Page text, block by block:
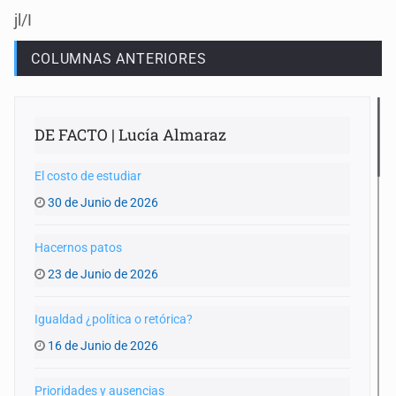
jl/I
COLUMNAS ANTERIORES
DE FACTO | Lucía Almaraz
El costo de estudiar
30 de Junio de 2026
Hacernos patos
23 de Junio de 2026
Igualdad ¿política o retórica?
16 de Junio de 2026
Prioridades y ausencias